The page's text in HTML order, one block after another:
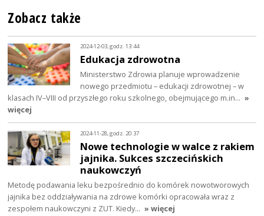
Zobacz także
2024-12-03, godz. 13:44
Edukacja zdrowotna
Ministerstwo Zdrowia planuje wprowadzenie
nowego przedmiotu – edukacji zdrowotnej – w
klasach IV–VIII od przyszłego roku szkolnego, obejmującego m.in… »
więcej
2024-11-28, godz. 20:37
Nowe technologie w walce z rakiem
jajnika. Sukces szczecińskich
naukowczyń
Metodę podawania leku bezpośrednio do komórek nowotworowych
jajnika bez oddziaływania na zdrowe komórki opracowała wraz z
zespołem naukowczyni z ZUT. Kiedy… » więcej